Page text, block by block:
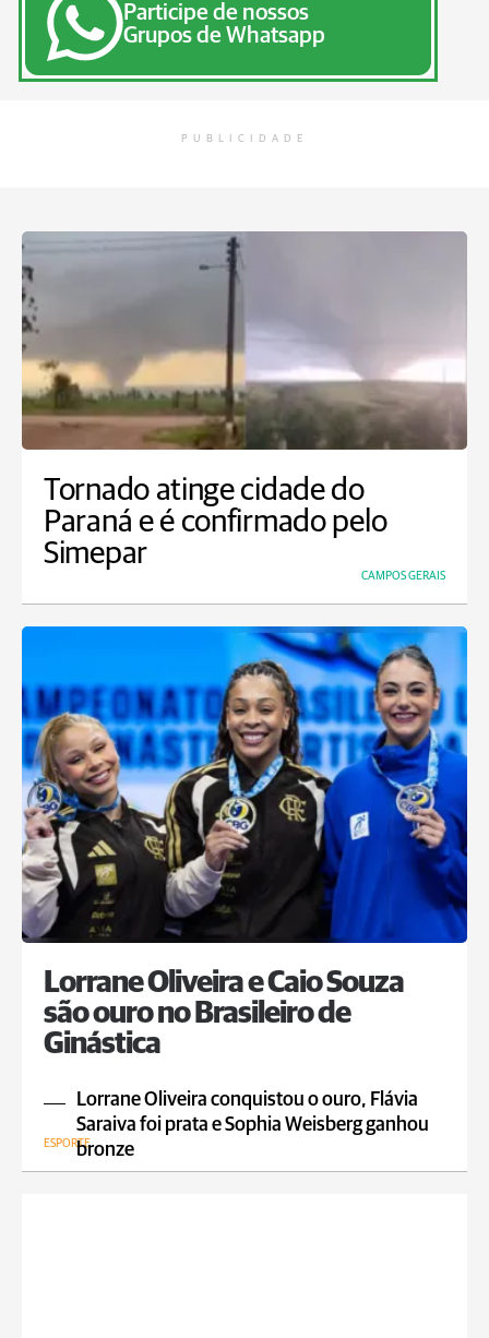
Participe de nossos
Grupos de Whatsapp
PUBLICIDADE
Tornado atinge cidade do
Paraná e é confirmado pelo
Simepar
CAMPOS GERAIS
Lorrane Oliveira e Caio Souza
são ouro no Brasileiro de
Ginástica
Lorrane Oliveira conquistou o ouro, Flávia
Saraiva foi prata e Sophia Weisberg ganhou
bronze
ESPORTE